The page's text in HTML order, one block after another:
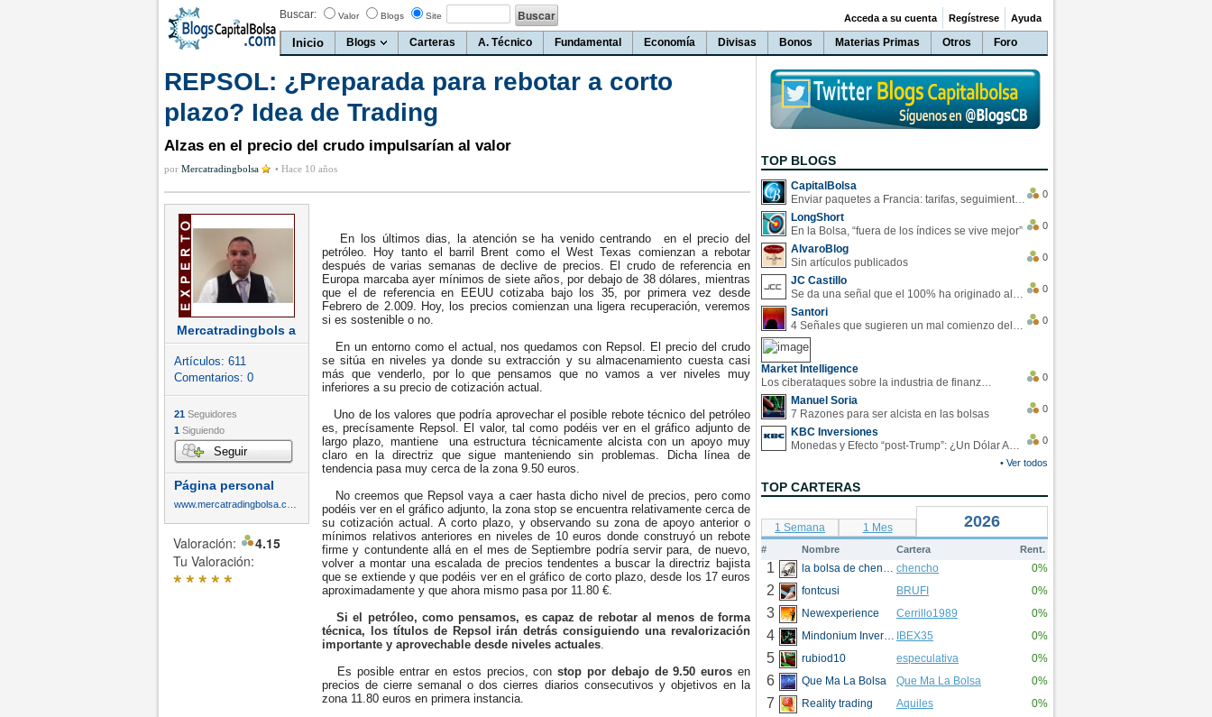
Buscar: Valor Blogs Site
Inicio Blogs Carteras A. Técnico Fundamental Economía Divisas Bonos Materias Primas Otros Foro
Acceda a su cuenta Regístrese Ayuda
REPSOL: ¿Preparada para rebotar a corto
plazo? Idea de Trading
Alzas en el precio del crudo impulsarían al valor
por Mercatradingbolsa • Hace 10 años
Mercatradingbols a
Artículos: 611
Comentarios: 0
21 Seguidores
1 Siguiendo
Seguir
Página personal
Valoración:
4.15
Tu Valoración:
*****
En los últimos dias, la atención se ha venido centrando en el precio del
petróleo. Hoy tanto el barril Brent como el West Texas comienzan a rebotar
después de varias semanas de declive de precios. El crudo de referencia en
Europa marcaba ayer mínimos de siete años, por debajo de 38 dólares, mientras
que el de referencia en EEUU cotizaba bajo los 35, por primera vez desde
Febrero de 2.009. Hoy, los precios comienzan una ligera recuperación, veremos
si es sostenible o no.
En un entorno como el actual, nos quedamos con Repsol. El precio del crudo
se sitúa en niveles ya donde su extracción y su almacenamiento cuesta casi
más que venderlo, por lo que pensamos que no vamos a ver niveles muy
inferiores a su precio de cotización actual.
Uno de los valores que podría aprovechar el posible rebote técnico del petróleo
es, precísamente Repsol. El valor, tal como podéis ver en el gráfico adjunto de
largo plazo, mantiene una estructura técnicamente alcista con un apoyo muy
claro en la directriz que sigue manteniendo sin problemas. Dicha línea de
tendencia pasa muy cerca de la zona 9.50 euros.
No creemos que Repsol vaya a caer hasta dicho nivel de precios, pero como
podéis ver en el gráfico adjunto, la zona stop se encuentra relativamente cerca de
su cotización actual. A corto plazo, y observando su zona de apoyo anterior o
mínimos relativos anteriores en niveles de 10 euros donde construyó un rebote
firme y contundente allá en el mes de Septiembre podría servir para, de nuevo,
volver a montar una escalada de precios tendentes a buscar la directriz bajista
que se extiende y que podéis ver en el gráfico de corto plazo, desde los 17 euros
aproximadamente y que ahora mismo pasa por 11.80 €.
Si el petróleo, como pensamos, es capaz de rebotar al menos de forma
técnica, los títulos de Repsol irán detrás consiguiendo una revalorización
importante y aprovechable desde niveles actuales.
Es posible entrar en estos precios, constop por debajo de 9.50 euros en
precios de cierre semanal o dos cierres diarios consecutivos y objetivos en la
zona 11.80 euros en primera instancia.
TOP BLOGS
CapitalBolsa
Enviar paquetes a Francia: tarifas, seguimiento y ventajas destacadas
0
LongShort
En la Bolsa, “fuera de los índices se vive mejor”
0
AlvaroBlog
Sin artículos publicados
0
JC Castillo
Se da una señal que el 100% ha originado alzas en las bolsas
0
Santori
4 Señales que sugieren un mal comienzo del 3T de la economía EEUU
0
Market Intelligence
Los ciberataques sobre la industria de finanzas se han duplicado este año
0
Manuel Soria
7 Razones para ser alcista en las bolsas
0
KBC Inversiones
Monedas y Efecto “post-Trump”: ¿Un Dólar Americano operando en rangos?
0
• Ver todos
TOP CARTERAS
1 Semana 1 Mes 2026
# Nombre Cartera Rent.
1 la bolsa de chencho chencho 0%
2 fontcusi BRUFI 0%
3 Newexperience Cerrillo1989 0%
4 Mindonium Inversions IBEX35 0%
5 rubiod10 especulativa 0%
6 Que Ma La Bolsa Que Ma La Bolsa 0%
7 Reality trading Aquiles 0%